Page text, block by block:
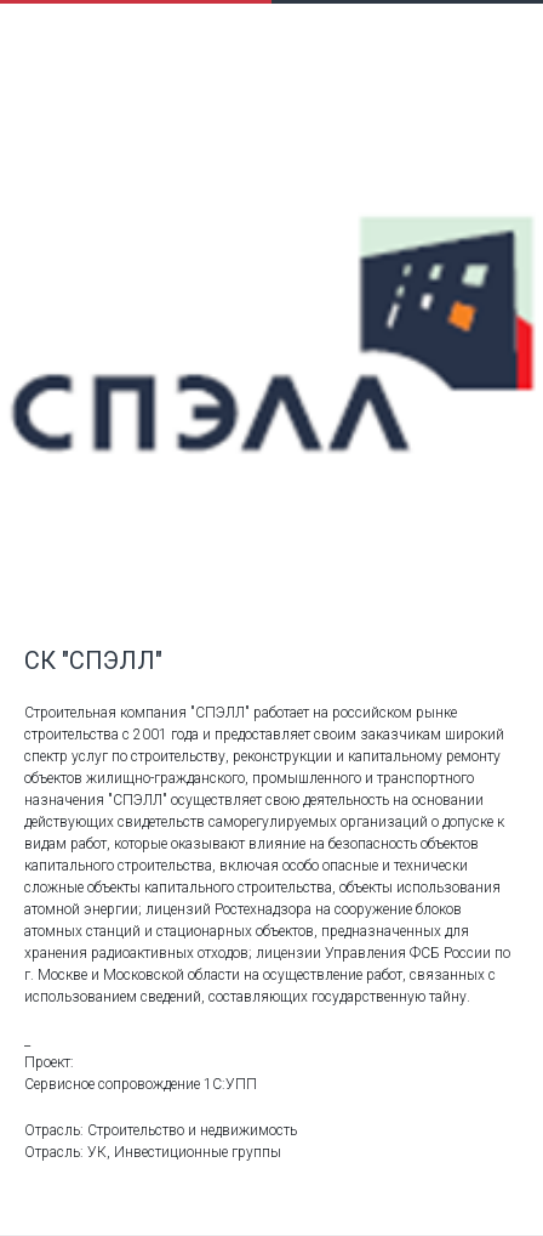
СК "СПЭЛЛ"
Строительная компания "СПЭЛЛ" работает на российском рынке
строительства с 2001 года и предоставляет своим заказчикам широкий
спектр услуг по строительству, реконструкции и капитальному ремонту
объектов жилищно-гражданского, промышленного и транспортного
назначения "СПЭЛЛ" осуществляет свою деятельность на основании
действующих свидетельств саморегулируемых организаций о допуске к
видам работ, которые оказывают влияние на безопасность объектов
капитального строительства, включая особо опасные и технически
сложные объекты капитального строительства, объекты использования
атомной энергии; лицензий Ростехнадзора на сооружение блоков
атомных станций и стационарных объектов, предназначенных для
хранения радиоактивных отходов; лицензии Управления ФСБ России по
г. Москве и Московской области на осуществление работ, связанных с
использованием сведений, составляющих государственную тайну.
Проект:
Сервисное сопровождение 1C:УПП
Отрасль: Строительство и недвижимость
Отрасль: УК, Инвестиционные группы